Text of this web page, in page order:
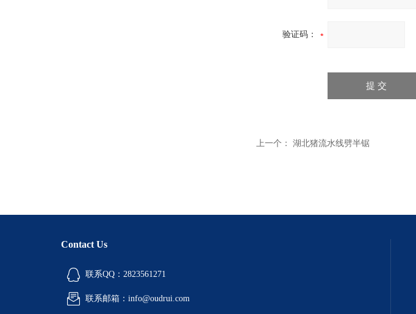
验证码：
上一个： 湖北猪流水线劈半锯
Contact Us
联系QQ：2823561271
联系邮箱：info@oudrui.com